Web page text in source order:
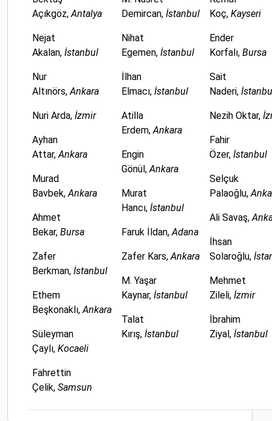
Açıkgöz, Antalya
Nejat
Akalan, İstanbul
Nur
Altınörs, Ankara
Nuri Arda, İzmir
Ayhan
Attar, Ankara
Murad
Bavbek, Ankara
Ahmet
Bekar, Bursa
Zafer
Berkman, İstanbul
Ethem
Beşkonaklı, Ankara
Süleyman
Çaylı, Kocaeli
Fahrettin
Çelik, Samsun
Demircan, İstanbul
Nihat
Egemen, İstanbul
İlhan
Elmacı, İstanbul
Atilla
Erdem, Ankara
Engin
Gönül, Ankara
Murat
Hancı, İstanbul
Faruk İldan, Adana
Zafer Kars, Ankara
M. Yaşar
Kaynar, İstanbul
Talat
Kırış, İstanbul
Koç, Kayseri
Ender
Korfalı, Bursa
Sait
Naderi,
Nezih Oktar,
Fahir
Özer, İstanbul
Selçuk
Palaoğlu,
Ali Savaş,
İhsan
Solaroğlu,
Mehmet
Zileli, İzmir
İbrahim
Ziyal, İstanbul